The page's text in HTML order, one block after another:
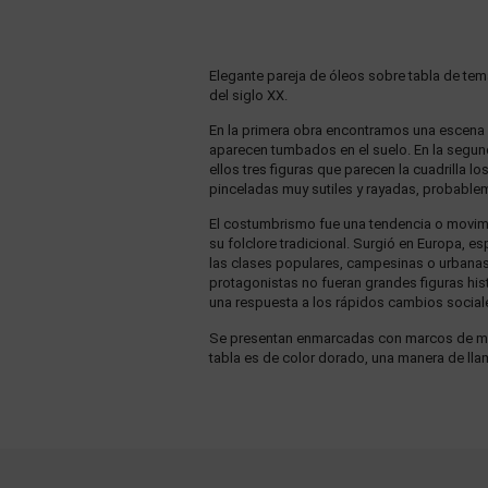
Elegante pareja de óleos sobre tabla de
del siglo XX.
En la primera obra encontramos una
aparecen tumbados en el suelo. En la
ellos tres figuras que parecen la cuadrilla
pinceladas muy sutiles y rayadas,
El costumbrismo fue una tendencia o
su folclore tradicional. Surgió en Europa,
las clases populares, campesinas o
protagonistas no fueran grandes figuras
una respuesta a los rápidos cambios
Se presentan enmarcadas con marcos de
tabla es de color dorado, una manera de